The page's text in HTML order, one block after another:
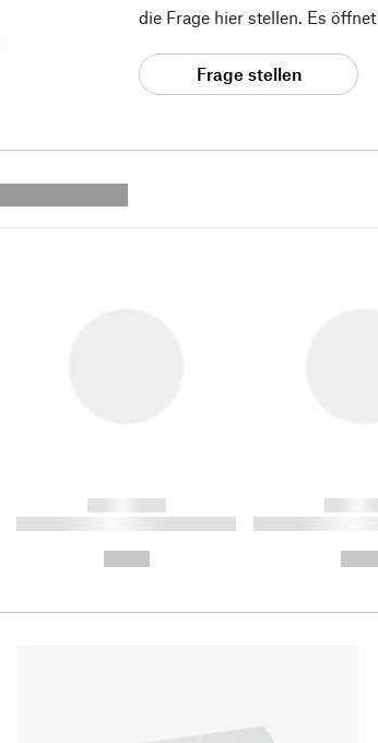
die Frage hier stellen. Es
Frage stellen
------------
----------- ----------- ----------
-----------